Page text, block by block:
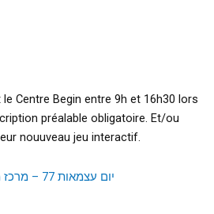
Centre Begin entre 9h et 16h30 lors
préalable obligatoire. Et/ou
nouuveau jeu interactif.
יום עצמאות 77 – מרכז מורשת בגין